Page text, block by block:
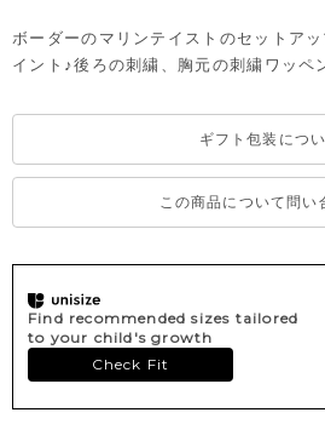
ボーダーのマリンテイストのセットア
イント♪後ろの刺繍、胸元の刺繍ワッペ
ギフト包装につ
この商品について問い
Find recommended sizes tailored
to your child's growth
Check Fit